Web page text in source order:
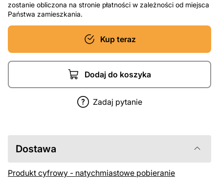
zostanie obliczona na stronie płatności w zależności od miejsca
Państwa zamieszkania.
Kup teraz
Dodaj do koszyka
Zadaj pytanie
Dostawa
Produkt cyfrowy - natychmiastowe pobieranie